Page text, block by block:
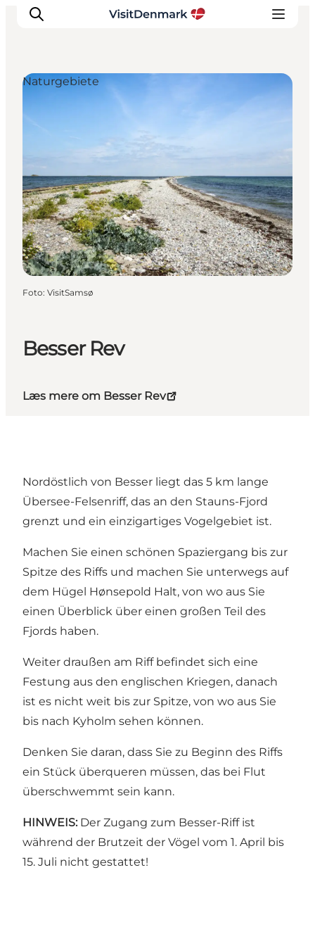
Inspiration
Erlebnisse
Unterkünfte
Reiseplanung
Besser Rev
Læs mere om Besser Rev
Naturgebiete
Foto: VisitSamsø
Nordöstlich von Besser liegt das 5 km lange
Übersee-Felsenriff, das an den Stauns-Fjord
grenzt und ein einzigartiges Vogelgebiet ist.
Machen Sie einen schönen Spaziergang bis zur
Spitze des Riffs und machen Sie unterwegs auf
dem Hügel Hønsepold Halt, von wo aus Sie
einen Überblick über einen großen Teil des
Fjords haben.
Weiter draußen am Riff befindet sich eine
Festung aus den englischen Kriegen, danach
ist es nicht weit bis zur Spitze, von wo aus Sie
bis nach Kyholm sehen können.
Denken Sie daran, dass Sie zu Beginn des Riffs
ein Stück überqueren müssen, das bei Flut
überschwemmt sein kann.
HINWEIS: Der Zugang zum Besser-Riff ist
während der Brutzeit der Vögel vom 1. April bis
15. Juli nicht gestattet!